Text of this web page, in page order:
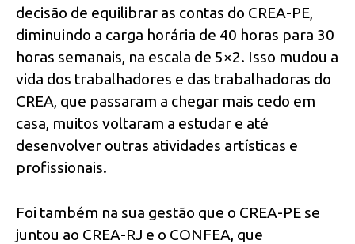
decisão de equilibrar as contas do CREA-PE,
diminuindo a carga horária de 40 horas para 30
horas semanais, na escala de 5×2. Isso mudou a
vida dos trabalhadores e das trabalhadoras do
CREA, que passaram a chegar mais cedo em
casa, muitos voltaram a estudar e até
desenvolver outras atividades artísticas e
profissionais.
Foi também na sua gestão que o CREA-PE se
juntou ao CREA-RJ e o CONFEA, que